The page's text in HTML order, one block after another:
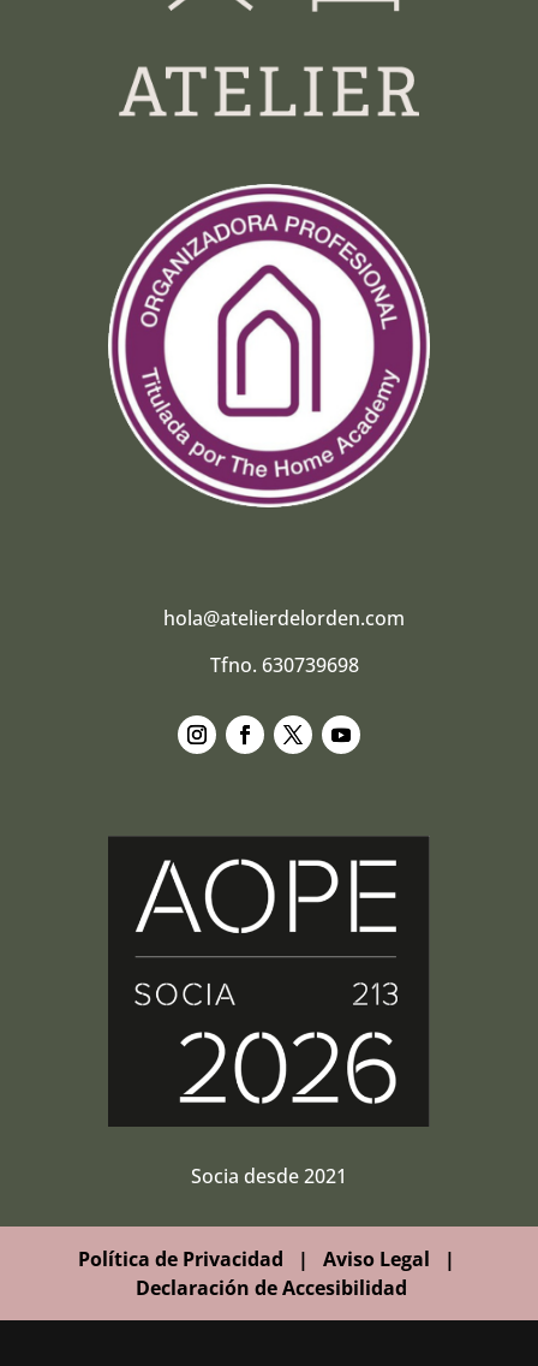
hola@atelierdelorden.com
Tfno. 630739698
Socia desde 2021
Política de Privacidad | Aviso Legal |
Declaración de Accesibilidad